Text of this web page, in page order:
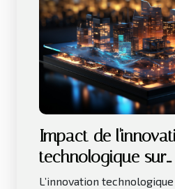
Impact de
technologique sur
l'investissement
L’innovation